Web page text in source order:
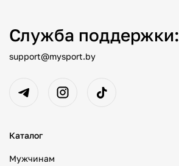
Служба поддержки:
support@mysport.by
Каталог
Мужчинам